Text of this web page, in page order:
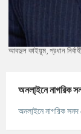
আবদুল কাইয়ূম, প্রধান
অনলা্‌ইনে নাগরিক
অনলা্‌ইনে নাগরিক